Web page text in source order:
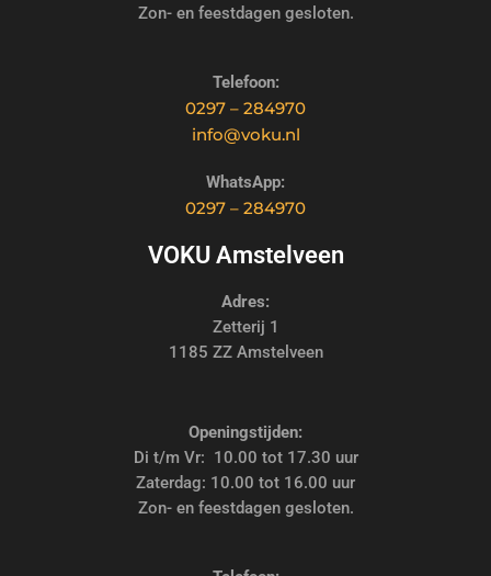
Zon- en feestdagen gesloten.
Telefoon:
0297 – 284970
info@voku.nl
WhatsApp:
0297 – 284970
VOKU Amstelveen
Adres:
Zetterij 1
1185 ZZ Amstelveen
Openingstijden:
Di t/m Vr: 10.00 tot 17.30 uur
Zaterdag: 10.00 tot 16.00 uur
Zon- en feestdagen gesloten.